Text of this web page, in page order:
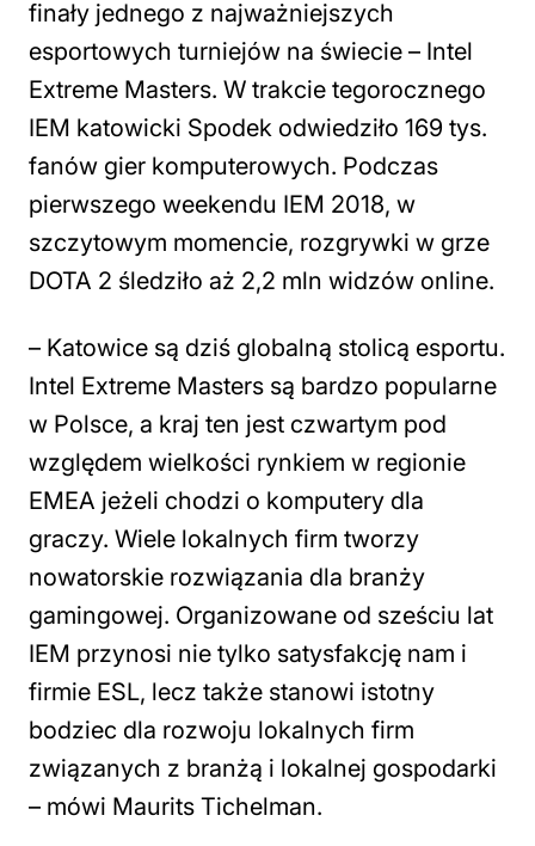
finały jednego z najważniejszych
esportowych turniejów na świecie – Intel
Extreme Masters. W trakcie tegorocznego
IEM katowicki Spodek odwiedziło 169 tys.
fanów gier komputerowych. Podczas
pierwszego weekendu IEM 2018, w
szczytowym momencie, rozgrywki w grze
DOTA 2 śledziło aż 2,2 mln widzów online.
– Katowice są dziś globalną stolicą esportu.
Intel Extreme Masters są bardzo popularne
w Polsce, a kraj ten jest czwartym pod
względem wielkości rynkiem w regionie
EMEA jeżeli chodzi o komputery dla
graczy. Wiele lokalnych firm tworzy
nowatorskie rozwiązania dla branży
gamingowej. Organizowane od sześciu lat
IEM przynosi nie tylko satysfakcję nam i
firmie ESL, lecz także stanowi istotny
bodziec dla rozwoju lokalnych firm
związanych z branżą i lokalnej gospodarki
– mówi Maurits Tichelman.